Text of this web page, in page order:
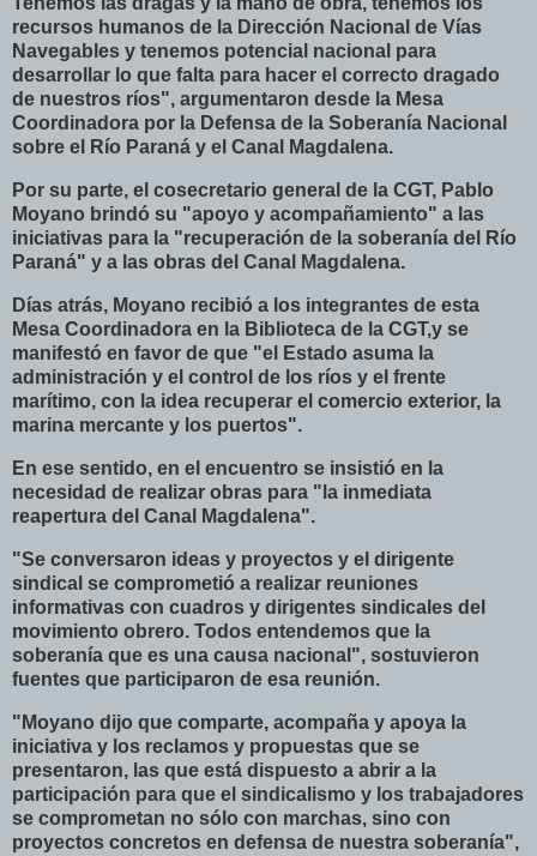
recursos humanos de la Dirección Nacional de Vías
Navegables y tenemos potencial nacional para
desarrollar lo que falta para hacer el correcto dragado
de nuestros ríos", argumentaron desde la Mesa
Coordinadora por la Defensa de la Soberanía Nacional
sobre el Río Paraná y el Canal Magdalena.
Por su parte, el cosecretario general de la CGT, Pablo
Moyano brindó su "apoyo y acompañamiento" a las
iniciativas para la "recuperación de la soberanía del Río
Paraná" y a las obras del Canal Magdalena.
Días atrás, Moyano recibió a los integrantes de esta
Mesa Coordinadora en la Biblioteca de la CGT,y se
manifestó en favor de que "el Estado asuma la
administración y el control de los ríos y el frente
marítimo, con la idea recuperar el comercio exterior, la
marina mercante y los puertos".
En ese sentido, en el encuentro se insistió en la
necesidad de realizar obras para "la inmediata
reapertura del Canal Magdalena".
"Se conversaron ideas y proyectos y el dirigente
sindical se comprometió a realizar reuniones
informativas con cuadros y dirigentes sindicales del
movimiento obrero. Todos entendemos que la
soberanía que es una causa nacional", sostuvieron
fuentes que participaron de esa reunión.
"Moyano dijo que comparte, acompaña y apoya la
iniciativa y los reclamos y propuestas que se
presentaron, las que está dispuesto a abrir a la
participación para que el sindicalismo y los trabajadores
se comprometan no sólo con marchas, sino con
proyectos concretos en defensa de nuestra soberanía",